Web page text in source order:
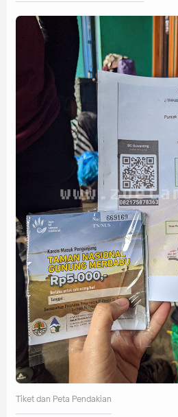
Tiket dan Peta Pendakian